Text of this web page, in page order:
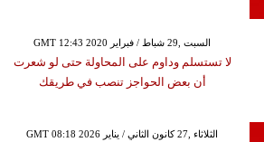
GMT 12:43 2020 السبت ,29 شباط / فبراير
لا تستسلم وداوم على المحاولة حتى لو شعرت
أن بعض الحواجز تنصب في طريقك
GMT 08:18 2026 الثلاثاء ,27 كانون الثاني / يناير